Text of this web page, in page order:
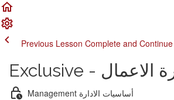
Previous Lesson Complete and Continue
Management أساسيات الادارة